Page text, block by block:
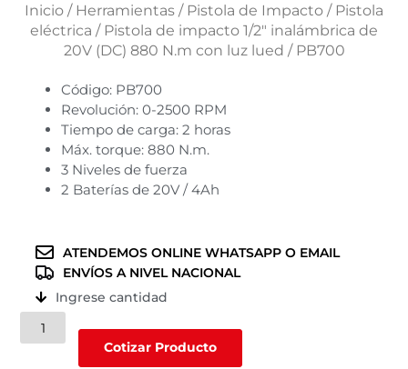
Inicio / Herramientas / Pistola de Impacto / Pistola
eléctrica / Pistola de impacto 1/2″ inalámbrica de
20V (DC) 880 N.m con luz lued / PB700
Código: PB700
Revolución: 0-2500 RPM
Tiempo de carga: 2 horas
Máx. torque: 880 N.m.
3 Niveles de fuerza
2 Baterías de 20V / 4Ah
ATENDEMOS ONLINE WHATSAPP O EMAIL
ENVÍOS A NIVEL NACIONAL
Ingrese cantidad
Pistola
de
Cotizar Producto